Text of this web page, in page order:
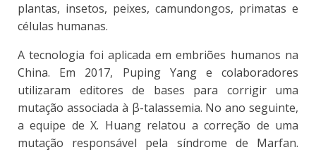
plantas, insetos, peixes, camundongos, primatas e
células humanas.
A tecnologia foi aplicada em embriões humanos na
China. Em 2017, Puping Yang e colaboradores
utilizaram editores de bases para corrigir uma
mutação associada à β-talassemia. No ano seguinte,
a equipe de X. Huang relatou a correção de uma
mutação responsável pela síndrome de Marfan.